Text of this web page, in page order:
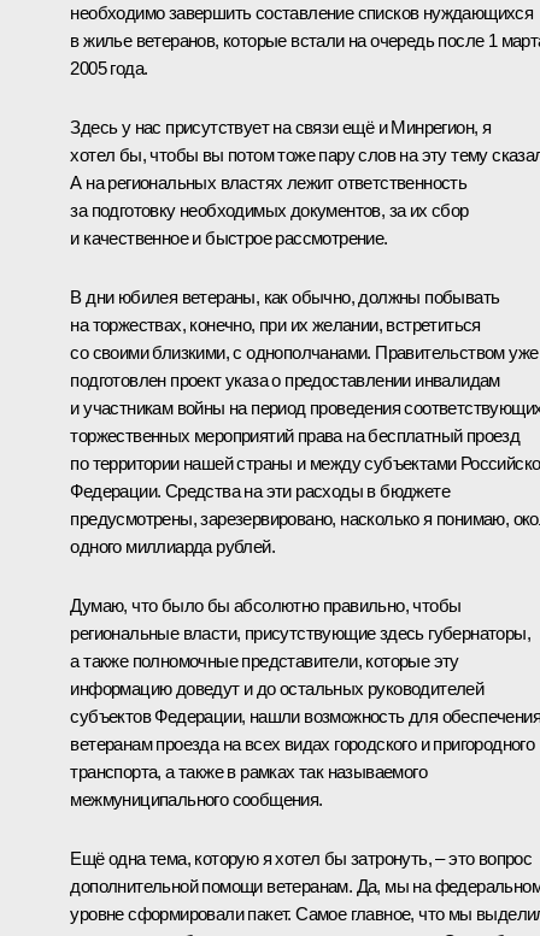
необходимо завершить составление списков нуждающихся
в жилье ветеранов, которые встали на очередь после 1
2005 года.
Здесь у нас присутствует на связи ещё и Минрегион, я
хотел бы, чтобы вы потом тоже пару слов на эту тему
А на региональных властях лежит ответственность
за подготовку необходимых документов, за их сбор
и качественное и быстрое рассмотрение.
В дни юбилея ветераны, как обычно, должны побывать
на торжествах, конечно, при их желании, встретиться
со своими близкими, с однополчанами. Правительством уже
подготовлен проект указа о предоставлении инвалидам
и участникам войны на период проведения
торжественных мероприятий права на бесплатный проезд
по территории нашей страны и между субъектами
Федерации. Средства на эти расходы в бюджете
предусмотрены, зарезервировано, насколько я понимаю,
одного миллиарда рублей.
Думаю, что было бы абсолютно правильно, чтобы
региональные власти, присутствующие здесь губернаторы,
а также полномочные представители, которые эту
информацию доведут и до остальных руководителей
субъектов Федерации, нашли возможность для обеспечения
ветеранам проезда на всех видах городского и пригородного
транспорта, а также в рамках так называемого
межмуниципального сообщения.
Ещё одна тема, которую я хотел бы затронуть, – это вопрос
дополнительной помощи ветеранам. Да, мы на
уровне сформировали пакет. Самое главное, что мы